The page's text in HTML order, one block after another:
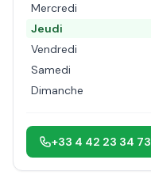
Mercredi
Jeudi
Vendredi
Samedi
Dimanche
+33 4 42 23 34 73